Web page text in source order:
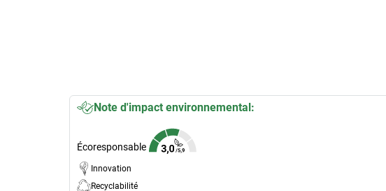
Note d'impact environnemental:
Écoresponsable
Innovation
Recyclabilité